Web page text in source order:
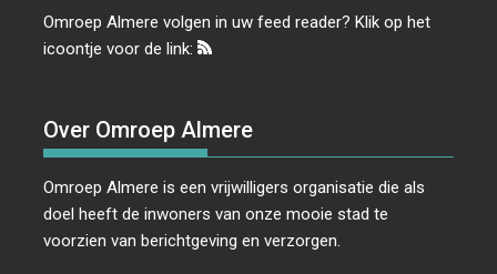
Omroep Almere volgen in uw feed reader? Klik op het
icoontje voor de link:
Over Omroep Almere
Omroep Almere is een vrijwilligers organisatie die als
doel heeft de inwoners van onze mooie stad te
voorzien van berichtgeving en verzorgen.